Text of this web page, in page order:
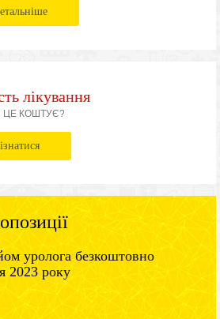
лікування
ЦЕ КОШТУЄ?
уролога безкоштовно
2023 року